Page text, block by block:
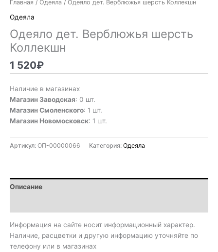
Главная / Одеяла / Одеяло дет. Верблюжья шерсть Коллекшн
Одеяла
Одеяло дет. Верблюжья шерсть
Коллекшн
1 520₽
Наличие в магазинах
Магазин Заводская: 0 шт.
Магазин Смоленского: 1 шт.
Магазин Новомосковск: 1 шт.
Артикул: ОП-00000066 Категория: Одеяла
Описание
Информация на сайте носит информационный характер.
Наличие, расцветки и другую информацию уточняйте по
телефону или в магазинах